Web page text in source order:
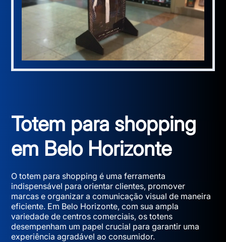
Totem para shopping
em Belo Horizonte
O totem para shopping é uma ferramenta
indispensável para orientar clientes, promover
marcas e organizar a comunicação visual de maneira
eficiente. Em Belo Horizonte, com sua ampla
variedade de centros comerciais, os totens
desempenham um papel crucial para garantir uma
experiência agradável ao consumidor.